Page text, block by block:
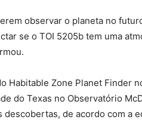
observar o planeta no
se o TOI 5205b tem uma
Habitable Zone Planet Finder
do Texas no Observatório
descobertas, de acordo com a